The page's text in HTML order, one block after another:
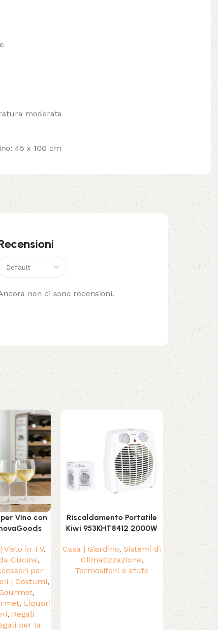
moderata
45 x 100 cm
non ci sono recensioni.
Vino con
Visto in TV,
Cucina,
per
| Costumi,
,
, Liquori
, Regali
per la
Riscaldamento Portatile
Kiwi 953KHT8412 2000W
Casa | Giardino, Sistemi di
Climatizzazione,
Termosifoni e stufe
SOLD OUT
Scarpe
Pulire,
e stendini
Visto in
Casa
Regali
la Casa ,